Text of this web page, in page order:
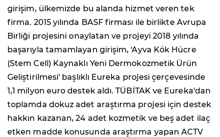
girişim, ülkemizde bu alanda hizmet veren tek
firma. 2015 yılında BASF firması ile birlikte Avrupa
Birliği projesini onaylatan ve projeyi 2018 yılında
başarıyla tamamlayan girişim, 'Ayva Kök Hücre
(Stem Cell) Kaynaklı Yeni Dermokozmetik Ürün
Geliştirilmesi' başlıklı Eureka projesi çerçevesinde
1,1 milyon euro destek aldı. TÜBİTAK ve Eureka'dan
toplamda dokuz adet araştırma projesi için destek
hakkın kazanan, 24 adet kozmetik ve beş adet ilaç
etken madde konusunda araştırma yapan ACTV